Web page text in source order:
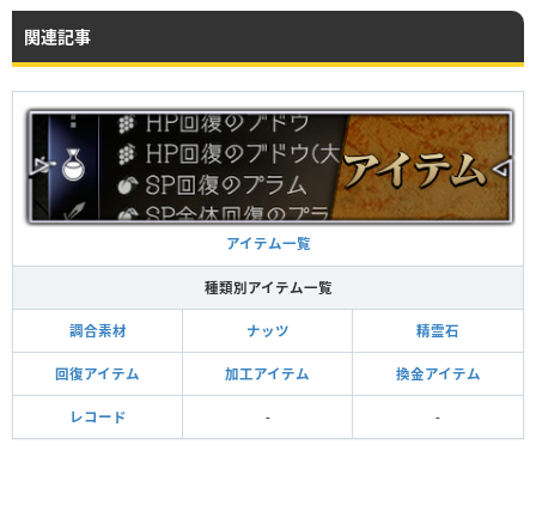
関連記事
アイテム一覧
種類別アイテム一覧
調合素材 ナッツ 精霊石
回復アイテム 加工アイテム 換金アイテム
レコード - -